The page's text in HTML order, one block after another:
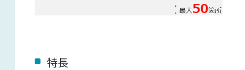
特長